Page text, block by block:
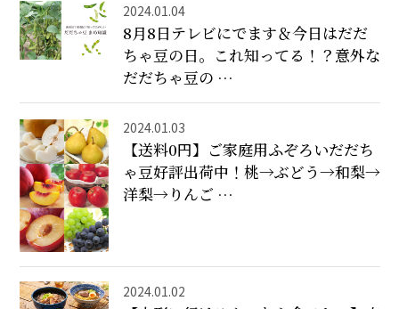
2024.01.04
8月8日テレビにでます＆今日はだだ
ちゃ豆の日。これ知ってる！？意外な
だだちゃ豆の …
2024.01.03
【送料0円】ご家庭用ふぞろいだだち
ゃ豆好評出荷中！桃→ぶどう→和梨→
洋梨→りんご …
2024.01.02